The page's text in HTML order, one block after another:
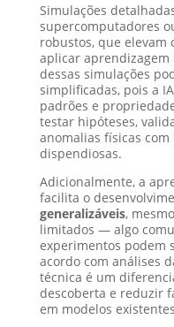
Simulações
supercomputadores
robustos, que elevam
aplicar
dessas simulações
simplificadas, pois a
padrões e
testar hipóteses,
anomalias físicas com
dispendiosas.
Adicionalmente, a
facilita o
generalizáveis,
limitados — algo
experimentos podem
acordo com análises
técnica é um
descoberta e reduzir
em modelos